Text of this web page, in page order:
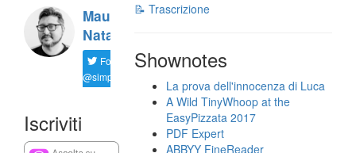
Maurizio
Natali
Follow
@simplemal
Iscriviti
📝 Trascrizione
Shownotes
La prova dell'innocenza di Luca
A Wild TinyWhoop at the
EasyPizzata 2017
PDF Expert
ABBYY FineReader